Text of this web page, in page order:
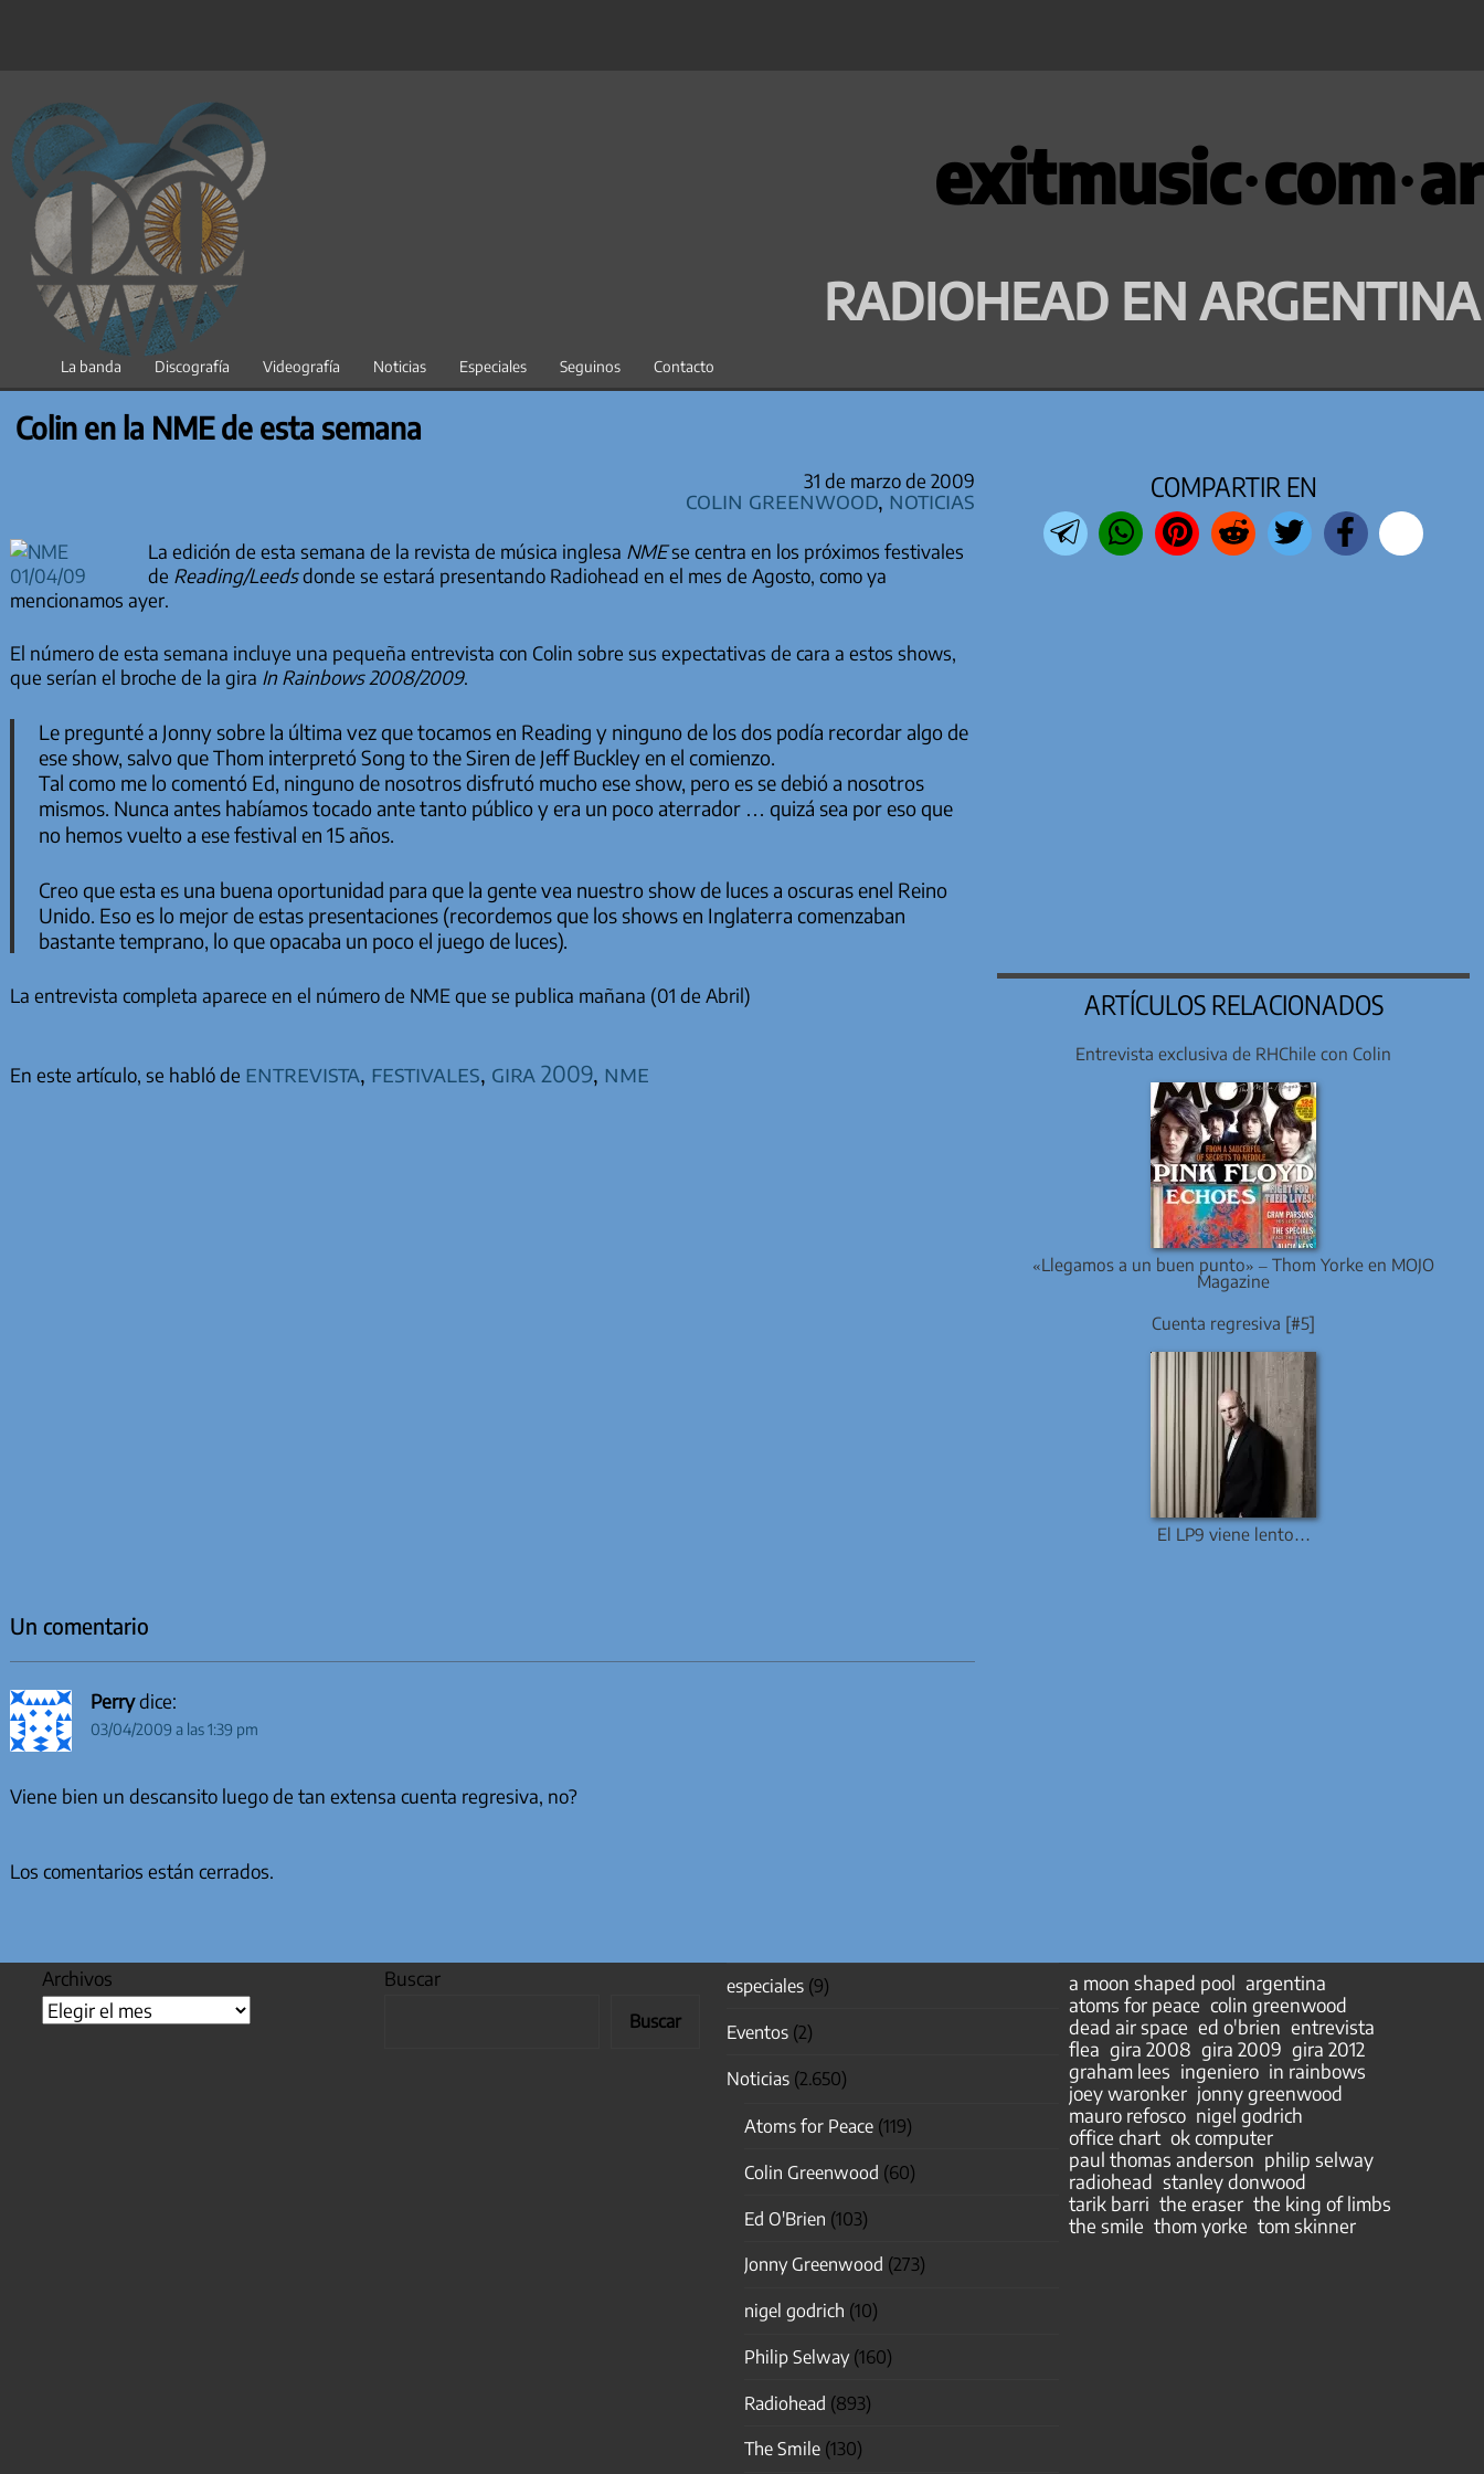
contenido
exitmusic·com·ar
RADIOHEAD EN ARGENTINA
La banda Discografía Videografía Noticias Especiales Seguinos Contacto
Colin en la NME de esta semana
31 de marzo de 2009
Colin Greenwood, Noticias
La edición de esta semana de la revista de música inglesa NMEse centra en los próximos festivales
de Reading/Leedsdonde se estará presentando Radiohead en el mes de Agosto, como ya
mencionamos ayer.
El número de esta semana incluye una pequeña entrevista con Colin sobre sus expectativas de cara a estos shows,
que serían el broche de la gira In Rainbows 2008/2009.
Le pregunté a Jonny sobre la última vez que tocamos en Reading y ninguno de los dos podía recordar algo de
ese show, salvo que Thom interpretóSong to the Siren de Jeff Buckley en el comienzo.
Tal como me lo comentó Ed, ninguno de nosotros disfrutó mucho ese show, pero es se debió a nosotros
mismos. Nunca antes habíamos tocado ante tanto público y era un poco aterrador … quizá sea por eso que
no hemos vuelto a ese festival en 15 años.
Creo que esta es una buena oportunidad para que la gente vea nuestro show de luces a oscuras enel Reino
Unido. Eso es lo mejor de estas presentaciones (recordemos que los shows en Inglaterra comenzaban
bastante temprano, lo que opacaba un poco el juego de luces).
La entrevista completa aparece en el número de NME que se publica mañana (01 de Abril)
En este artículo, se habló de entrevista, festivales, gira 2009, nme
COMPARTIR EN
ARTÍCULOS RELACIONADOS
Entrevista exclusiva de RHChile con Colin
«Llegamos a un buen punto» – Thom Yorke en MOJO
Magazine
Cuenta regresiva [#5]
El LP9 viene lento…
Un comentario
Perry dice:
03/04/2009 a las 1:39 pm
Viene bien un descansito luego de tan extensa cuenta regresiva, no?
Los comentarios están cerrados.
Archivos Buscar
Buscar
especiales(9)
Eventos(2)
Noticias(2.650)
Atoms for Peace(119)
Colin Greenwood (60)
Ed O'Brien (103)
Jonny Greenwood (273)
nigel godrich (10)
Philip Selway(160)
Radiohead (893)
The Smile(130)
a moon shaped pool argentina
atoms for peace colin greenwood
dead air space ed o'brien entrevista
flea gira 2008 gira 2009 gira 2012
graham lees ingeniero in rainbows
joey waronker jonny greenwood
mauro refosco nigel godrich
office chart ok computer
paul thomas anderson philip selway
radiohead stanley donwood
tarik barri the eraser the king of limbs
the smile thom yorke tom skinner